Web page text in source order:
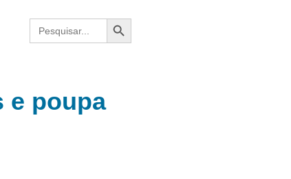
Search
for:
Search Button
e poupa